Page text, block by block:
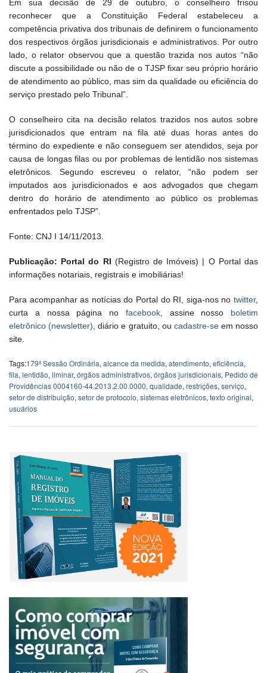
Em sua decisão de 29 de outubro, o conselheiro frisou
reconhecer que a Constituição Federal estabeleceu a
competência privativa dos tribunais de definirem o funcionamento
dos respectivos órgãos jurisdicionais e administrativos. Por outro
lado, o relator observou que a questão trazida nos autos “não
discute a possibilidade ou não de o TJSP fixar seu próprio horário
de atendimento ao público, mas sim da qualidade ou eficiência do
serviço prestado pelo Tribunal”.
O conselheiro cita na decisão relatos trazidos nos autos sobre
jurisdicionados que entram na fila até duas horas antes do
término do expediente e não conseguem ser atendidos, seja por
causa de longas filas ou por problemas de lentidão nos sistemas
eletrônicos. Segundo escreveu o relator, “não podem ser
imputados aos jurisdicionados e aos advogados que chegam
dentro do horário de atendimento ao público os problemas
enfrentados pelo TJSP”.
Fonte: CNJ I 14/11/2013.
Publicação: Portal do RI (Registro de Imóveis) | O Portal das
informações notariais, registrais e imobiliárias!
Para acompanhar as notícias do Portal do RI, siga-nos no twitter,
curta a nossa página no facebook, assine nosso boletim
eletrônico (newsletter) , diário e gratuito, ou cadastre-seem nosso
site.
Tags:179ª Sessão Ordinária, alcance da medida, atendimento, eficiência,
fila, lentidão, liminar, órgãos administrativos, órgãos jurisdicionais, Pedido de
Providências 0004160-44.2013.2.00.0000, qualidade, restrições, serviço,
setor de distribuição, setor de protocolo, sistemas eletrônicos, texto original,
usuários